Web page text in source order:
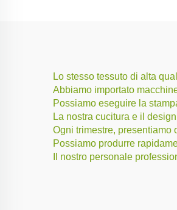
Lo stesso tessuto di alta
Abbiamo importato
Possiamo eseguire la
La nostra cucitura e il
Ogni trimestre, presentiamo
Possiamo produrre
Il nostro personale